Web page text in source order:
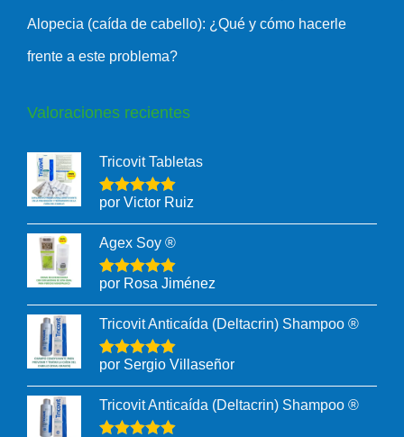
Alopecia (caída de cabello): ¿Qué y cómo hacerle
frente a este problema?
Valoraciones recientes
Tricovit Tabletas
por Victor Ruiz
Agex Soy ®
por Rosa Jiménez
Tricovit Anticaída (Deltacrin) Shampoo ®
por Sergio Villaseñor
Tricovit Anticaída (Deltacrin) Shampoo ®